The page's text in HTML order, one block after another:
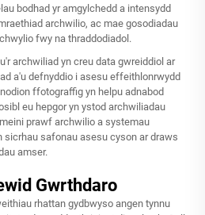
bodhad yr amgylchedd a intensydd
archwilio, ac mae gosodiadau
fwy na thraddodiadol.
archwiliad yn creu data gwreiddiol ar
a'u defnyddio i asesu effeithlonrwydd
ffotograffig yn helpu adnabod
eu hepgor yn ystod archwiliadau
prawf archwilio a systemau
sicrhau safonau asesu cyson ar draws
amser.
Gwrthdaro
rhattan gydbwyso angen tynnu